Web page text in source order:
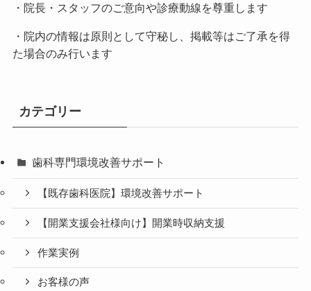
・院長・スタッフのご意向や診療動線を尊重します
・院内の情報は原則として守秘し、掲載等はご了承を得
た場合のみ行います
カテゴリー
歯科専門環境改善サポート
【既存歯科医院】環境改善サポート
【開業支援会社様向け】開業時収納支援
作業実例
お客様の声